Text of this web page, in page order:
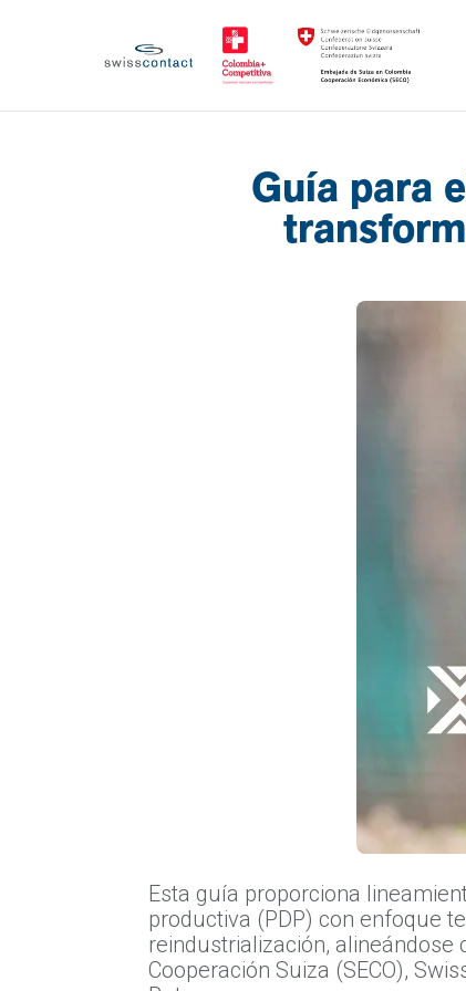
Guía para
Esta guía proporciona
productiva (PDP) con enfoque
reindustrialización, alineándose
Cooperación Suiza (SECO),